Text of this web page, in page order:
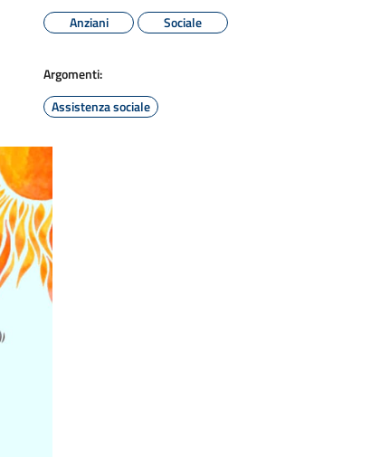
Anziani
Sociale
Argomenti:
Assistenza sociale